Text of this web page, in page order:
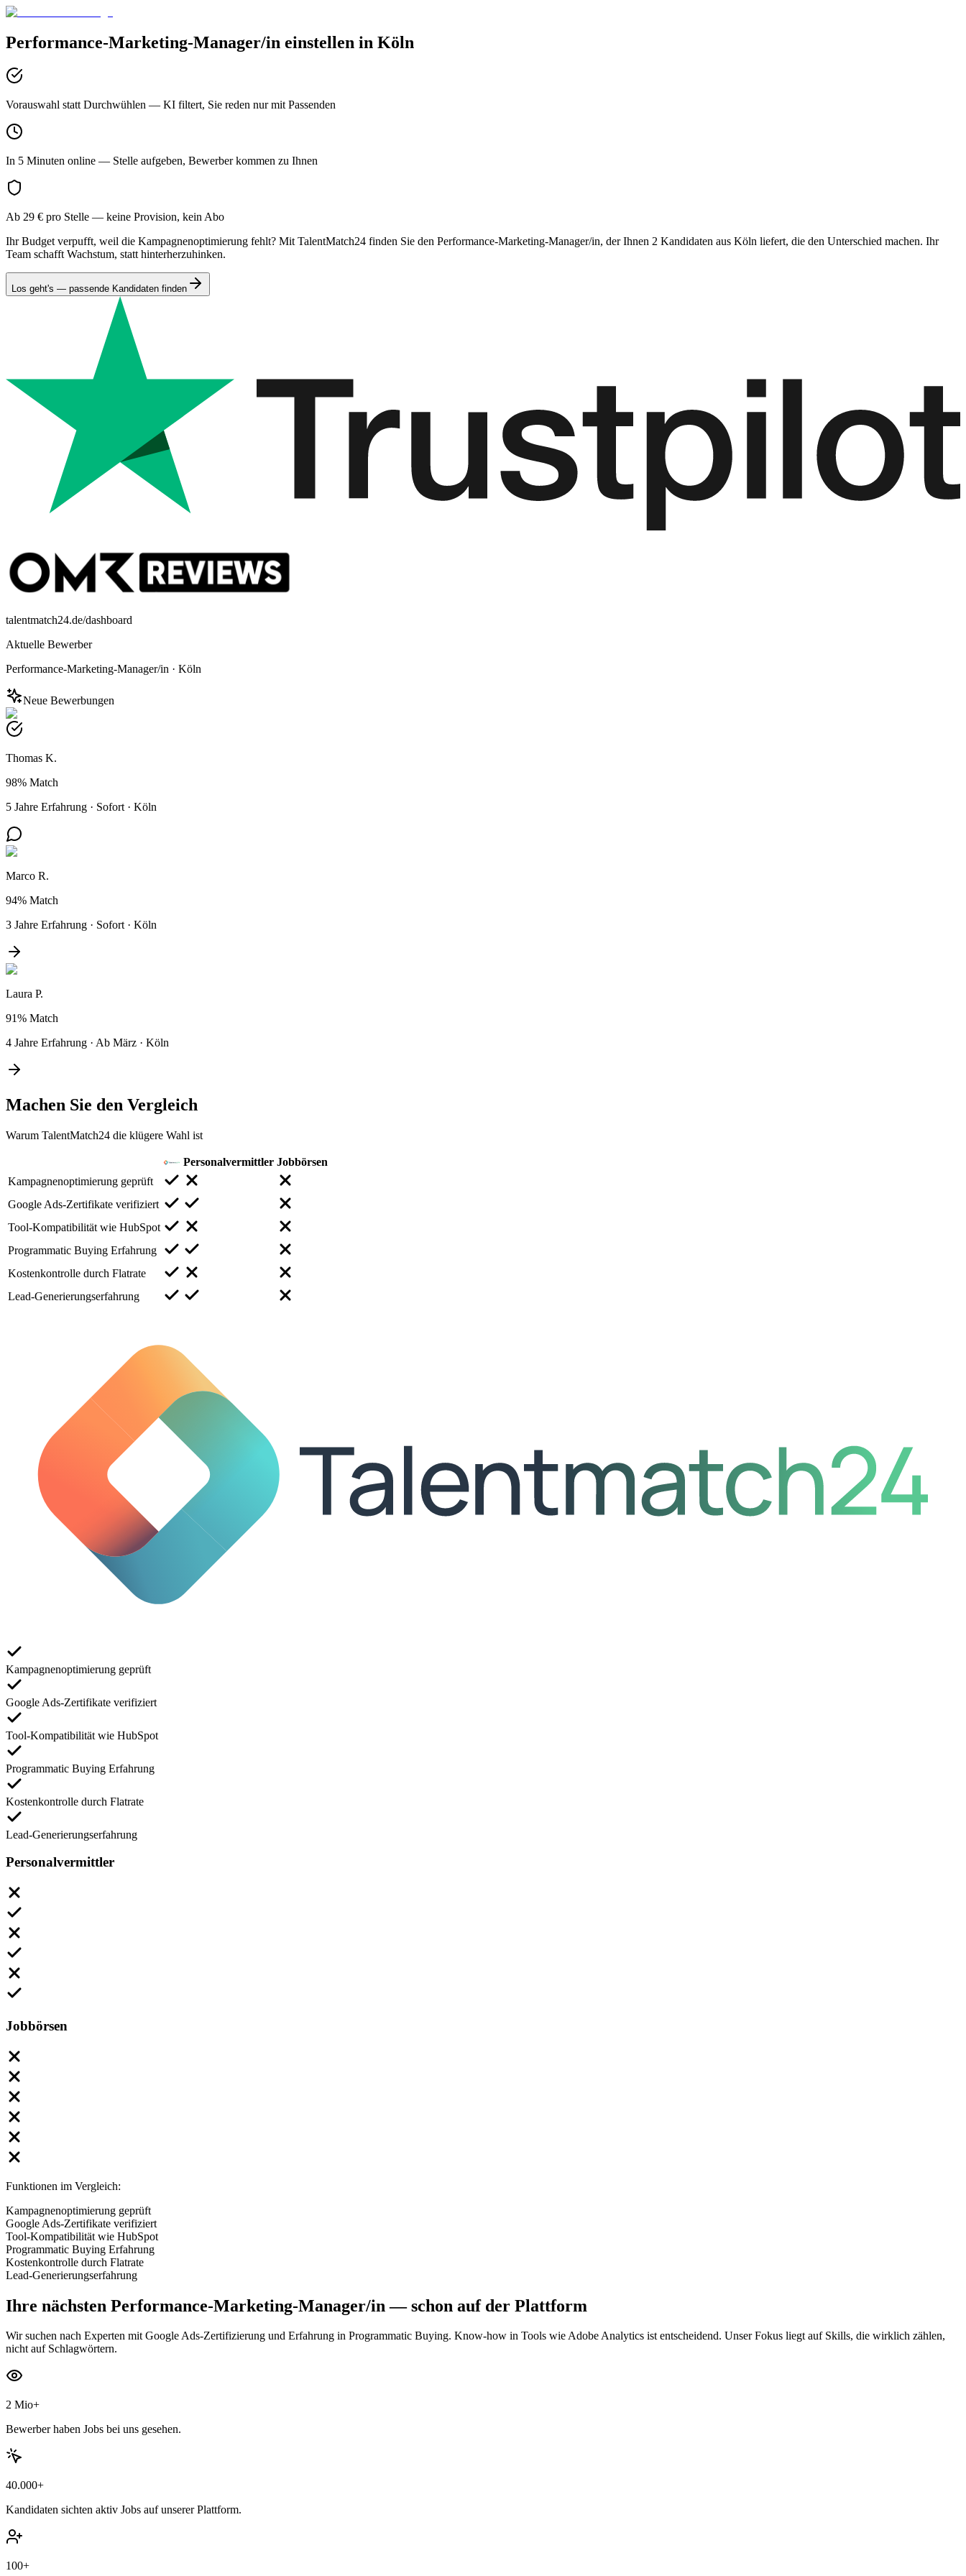
Performance-Marketing-Manager/in einstellen in Köln
Vorauswahl statt Durchwühlen — KI filtert, Sie reden nur mit Passenden
In 5 Minuten online — Stelle aufgeben, Bewerber kommen zu Ihnen
Ab 29 € pro Stelle — keine Provision, kein Abo
Ihr Budget verpufft, weil die Kampagnenoptimierung fehlt? Mit TalentMatch24 finden Sie den Performance-Marketing-Manager/in, der Ihnen 2 Kandidaten aus Köln liefert, die den Unterschied machen. Ihr
Team schafft Wachstum, statt hinterherzuhinken.
Los geht's — passende Kandidaten finden
talentmatch24.de/dashboard
Aktuelle Bewerber
Performance-Marketing-Manager/in · Köln
Neue Bewerbungen
Thomas K.
98% Match
5 Jahre Erfahrung · Sofort · Köln
Marco R.
94% Match
3 Jahre Erfahrung · Sofort · Köln
Laura P.
91% Match
4 Jahre Erfahrung · Ab März · Köln
Machen Sie den Vergleich
Warum TalentMatch24 die klügere Wahl ist
Personalvermittler Jobbörsen
Kampagnenoptimierung geprüft
Google Ads-Zertifikate verifiziert
Tool-Kompatibilität wie HubSpot
Programmatic Buying Erfahrung
Kostenkontrolle durch Flatrate
Lead-Generierungserfahrung
Kampagnenoptimierung geprüft
Google Ads-Zertifikate verifiziert
Tool-Kompatibilität wie HubSpot
Programmatic Buying Erfahrung
Kostenkontrolle durch Flatrate
Lead-Generierungserfahrung
Personalvermittler
Jobbörsen
Funktionen im Vergleich:
Kampagnenoptimierung geprüft
Google Ads-Zertifikate verifiziert
Tool-Kompatibilität wie HubSpot
Programmatic Buying Erfahrung
Kostenkontrolle durch Flatrate
Lead-Generierungserfahrung
Ihre nächsten Performance-Marketing-Manager/in — schon auf der Plattform
Wir suchen nach Experten mit Google Ads-Zertifizierung und Erfahrung in Programmatic Buying. Know-how in Tools wie Adobe Analytics ist entscheidend. Unser Fokus liegt auf Skills, die wirklich zählen,
nicht auf Schlagwörtern.
2 Mio+
Bewerber haben Jobs bei uns gesehen.
40.000+
Kandidaten sichten aktiv Jobs auf unserer Plattform.
100+